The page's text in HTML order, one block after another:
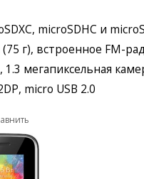
microSDHC и
г), встроенное FM-
мегапиксельная
micro USB 2.0